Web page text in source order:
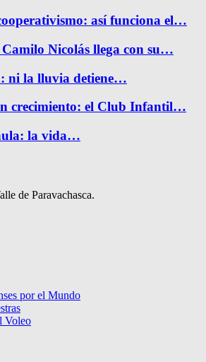
así funciona el…
Camilo Nicolás llega con su…
ni la lluvia detiene…
crecimiento: el Club Infantil…
la vida…
de Paravachasca.
por el Mundo
Voleo